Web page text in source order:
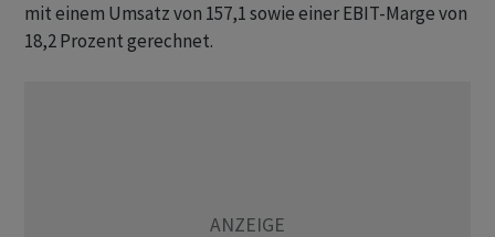
mit einem Umsatz von 157,1 sowie einer EBIT-Marge von
18,2 Prozent gerechnet.